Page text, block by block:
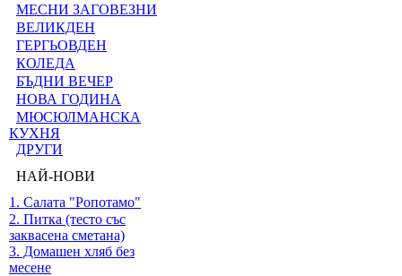
МЕСНИ ЗАГОВЕЗНИ
ВЕЛИКДЕН
ГЕРГЬОВДЕН
КОЛЕДА
БЪДНИ ВЕЧЕР
НОВА ГОДИНА
МЮСЮЛМАНСКА
КУХНЯ
ДРУГИ
НАЙ-НОВИ
1. Салата "Ропотамо"
2. Питка (тесто със
заквасена сметана)
3. Домашен хляб без
месене